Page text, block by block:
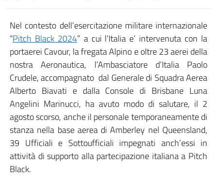
Nel contesto dell’esercitazione militare internazionale
“Pitch Black 2024” a cui l’Italia e’ intervenuta con la
portaerei Cavour, la fregata Alpino e oltre 23 aerei della
nostra Aeronautica, l’Ambasciatore d’Italia Paolo
Crudele, accompagnato dal Generale di Squadra Aerea
Alberto Biavati e dalla Console di Brisbane Luna
Angelini Marinucci, ha avuto modo di salutare, il 2
agosto scorso, anche il personale temporaneamente di
stanza nella base aerea di Amberley nel Queensland,
39 Ufficiali e Sottoufficiali impegnati anch’essi in
attività di supporto alla partecipazione italiana a Pitch
Black.